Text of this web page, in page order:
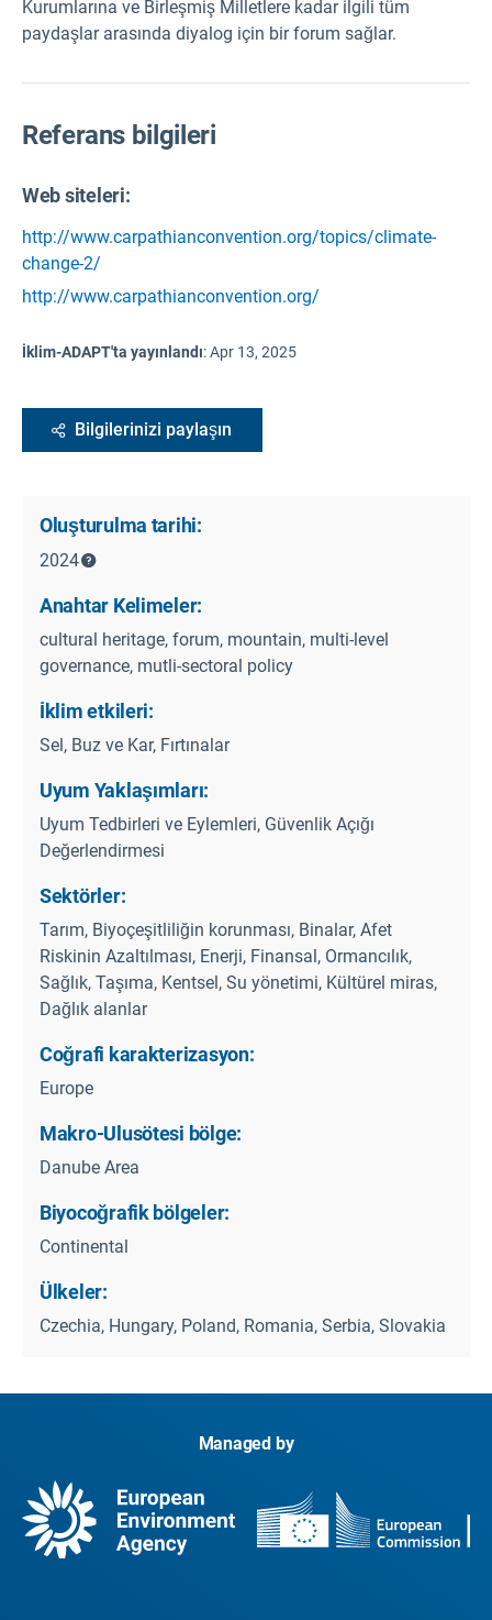
Kurumlarına ve Birleşmiş Milletlere kadar ilgili tüm
paydaşlar arasında diyalog için bir forum sağlar.
Referans bilgileri
Web siteleri:
http://www.carpathianconvention.org/topics/climate-
change-2/
http://www.carpathianconvention.org/
İklim-ADAPT'ta yayınlandı:Apr 13, 2025
Bilgilerinizi paylaşın
Oluşturulma tarihi:
2024
Anahtar Kelimeler:
cultural heritage, forum, mountain, multi-level
governance, mutli-sectoral policy
İklim etkileri:
Sel, Buz ve Kar, Fırtınalar
Uyum Yaklaşımları:
Uyum Tedbirleri ve Eylemleri, Güvenlik Açığı
Değerlendirmesi
Sektörler:
Tarım, Biyoçeşitliliğin korunması, Binalar, Afet
Riskinin Azaltılması, Enerji, Finansal, Ormancılık,
Sağlık, Taşıma, Kentsel, Su yönetimi, Kültürel miras,
Dağlık alanlar
Coğrafi karakterizasyon:
Europe
Makro-Ulusötesi bölge:
Danube Area
Biyocoğrafik bölgeler:
Continental
Ülkeler:
Czechia, Hungary, Poland, Romania, Serbia, Slovakia
Managed by